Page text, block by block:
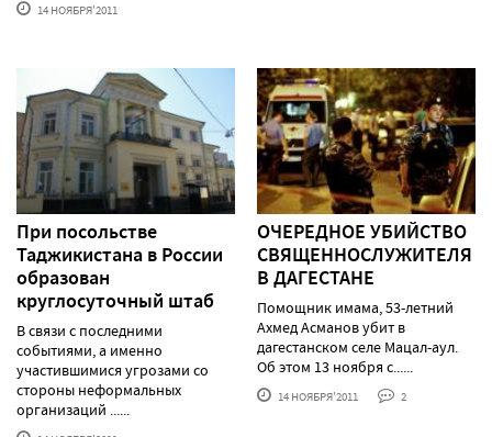
14 НОЯБРЯ'2011
При посольстве
Таджикистана в России
образован
круглосуточный штаб
В связи с последними
событиями, а именно
участившимися угрозами со
стороны неформальных
организаций ......
ОЧЕРЕДНОЕ УБИЙСТВО
СВЯЩЕННОСЛУЖИТЕЛЯ
В ДАГЕСТАНЕ
Помощник имама, 53-летний
Ахмед Асманов убит в
дагестанском селе Мацал-аул.
Об этом 13 ноября с......
14 НОЯБРЯ'2011 2